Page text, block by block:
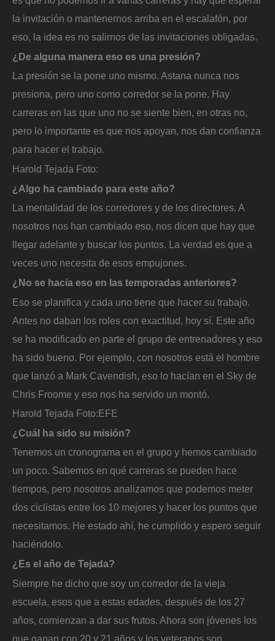
la invitación o mantenernos arriba en el escalafón, por
eso, la idea es no salirnos de las invitaciones obligadas.
¿De alguna manera eso es una presión?
La presión se la pone uno mismo. Astana nunca nos
presiona, pero uno como corredor se la pone. Hay
carreras en las que uno no se siente bien, en otras no,
pero lo importante es que nos apoyan, nos dan confianza
para hacer el trabajo.
Harold Tejada Foto:
¿Algo ha cambiado para este año?
La mentalidad de los corredores y de los directores. A
nosotros nos han cambiado eso, nos dicen que hay que
llegar adelante y buscar los puntos. La verdad es que a
veces uno necesita de esos empujones.
¿No se hacía eso en las temporadas anteriores?
Eso se planifica y cada uno tiene que hacer su trabajo.
Antes no daban los roles con exactitud, hoy sí. Este año
se ha modificado en parte el grupo de entrenadores y eso
ha sido bueno. Por ejemplo, con nosotros está el hombre
que lanzó a Mark Cavendish, eso lo hacían en el Sky de
Chris Froome y eso nos ha servido un montó.
Harold Tejada Foto:EFE
¿Cuál ha sido su misión?
Tenemos un cronograma en el grupo y hemos cambiado
un poco. Sabemos en qué carreras se pueden hace
tiempos, pero nosotros analizamos que podemos meter
dos ciclistas entre los 10 mejores y hacer los puntos que
necesitamos. He estado ahí, he cumplido y espero seguir
haciéndolo.
¿Es el año de Tejada?
Siempre he dicho que soy un corredor de la vieja
escuela, esos que a estas edades, después de los 27
años, comienzan a dar sus frutos. Ahora son jóvenes los
que ganan con 20 y 21 años y los veteranos son